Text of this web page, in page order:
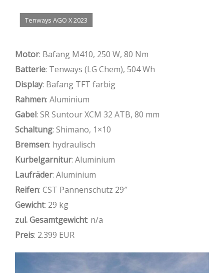
Tenways AGO X 2023
Motor: Bafang M410, 250 W, 80 Nm
Batterie: Tenways (LG Chem), 504 Wh
Display: Bafang TFT farbig
Rahmen: Aluminium
Gabel: SR Suntour XCM 32 ATB, 80 mm
Schaltung: Shimano, 1×10
Bremsen: hydraulisch
Kurbelgarnitur: Aluminium
Laufräder: Aluminium
Reifen: CST Pannenschutz 29″
Gewicht: 29 kg
zul. Gesamtgewicht: n/a
Preis: 2.399 EUR